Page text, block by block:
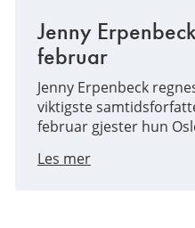
Jenny
februar
Jenny Erpenbeck
viktigste
februar gjester hun
Les mer